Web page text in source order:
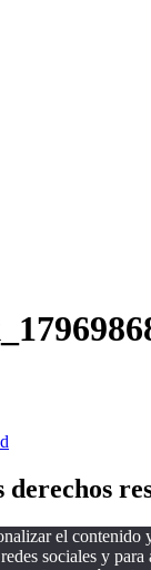
derechos
el contenido
sociales y para